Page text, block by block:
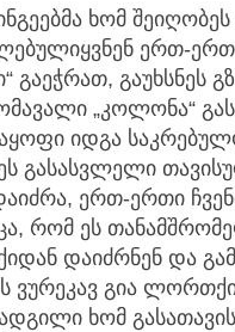
ხომ
ერთ-
გაეჭრათ, გაუხსნეს
„კოლონა“
იდგა
გასასვლელი
ერთ-ერთი
რომ ეს
დაიძრნენ და
ვურეკავ გია
ხომ